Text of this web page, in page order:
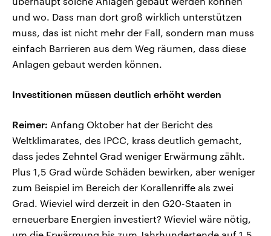
und wo. Dass man dort groß wirklich unterstützen
muss, das ist nicht mehr der Fall, sondern man muss
einfach Barrieren aus dem Weg räumen, dass diese
Anlagen gebaut werden können.
Investitionen müssen deutlich erhöht werden
Reimer: Anfang Oktober hat der Bericht des
Weltklimarates, des IPCC, krass deutlich gemacht,
dass jedes Zehntel Grad weniger Erwärmung zählt.
Plus 1,5 Grad würde Schäden bewirken, aber weniger
zum Beispiel im Bereich der Korallenriffe als zwei
Grad. Wieviel wird derzeit in den G20-Staaten in
erneuerbare Energien investiert? Wieviel wäre nötig,